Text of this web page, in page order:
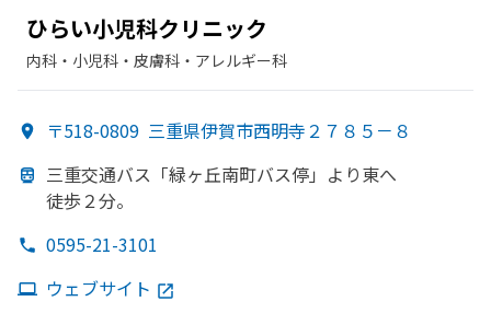
ひらい小児科クリニック
内科・​小児科・​皮膚科・​アレルギー科
〒518-0809 三重県伊賀市西明寺２７８５－８
三重交通バス「緑ヶ丘南町バス停」より東へ
徒歩２分。
0595-21-3101
ウェブサイト